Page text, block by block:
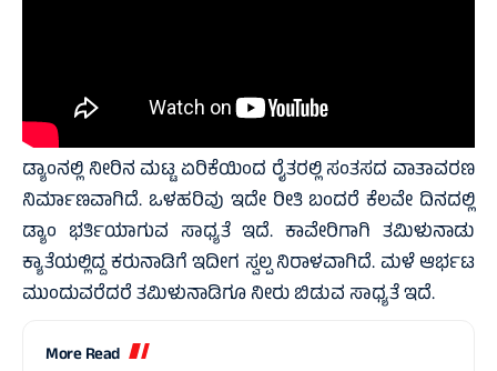
ಡ್ಯಾಂನಲ್ಲಿ ನೀರಿನ ಮಟ್ಟ ಏರಿಕೆಯಿಂದ ರೈತರಲ್ಲಿ ಸಂತಸದ ವಾತಾವರಣ
ನಿರ್ಮಾಣವಾಗಿದೆ. ಒಳಹರಿವು ಇದೇ ರೀತಿ ಬಂದರೆ ಕೆಲವೇ ದಿನದಲ್ಲಿ
ಡ್ಯಾಂ ಭರ್ತಿಯಾಗುವ ಸಾಧ್ಯತೆ ಇದೆ. ಕಾವೇರಿಗಾಗಿ ತಮಿಳುನಾಡು
ಕ್ಯಾತೆಯಲ್ಲಿದ್ದ ಕರುನಾಡಿಗೆ ಇದೀಗ ಸ್ವಲ್ಪ ನಿರಾಳವಾಗಿದೆ. ಮಳೆ ಆರ್ಭಟ
ಮುಂದುವರೆದರೆ ತಮಿಳುನಾಡಿಗೂ ನೀರು ಬಿಡುವ ಸಾಧ್ಯತೆ ಇದೆ.
More Read